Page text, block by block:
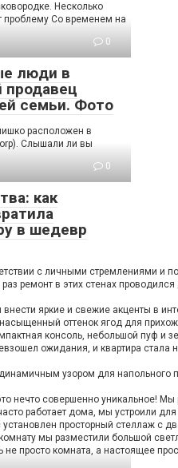
Несколько
проблему Со временем на
0
люди в
семьи. Фото
расположен в
Слышали ли вы
0
как
в шедевр
с личными стремлениями и
ремонт в этих стенах
яркие и свежие акценты в
оттенок ягод для
консоль, небольшой пуф и
ожидания, и квартира
узором для напольного
нечто совершенно уникальное! Мы
работает дома, мы устроили
просторный стеллаж с
мы разместили большой
не просто комната, а настоящее